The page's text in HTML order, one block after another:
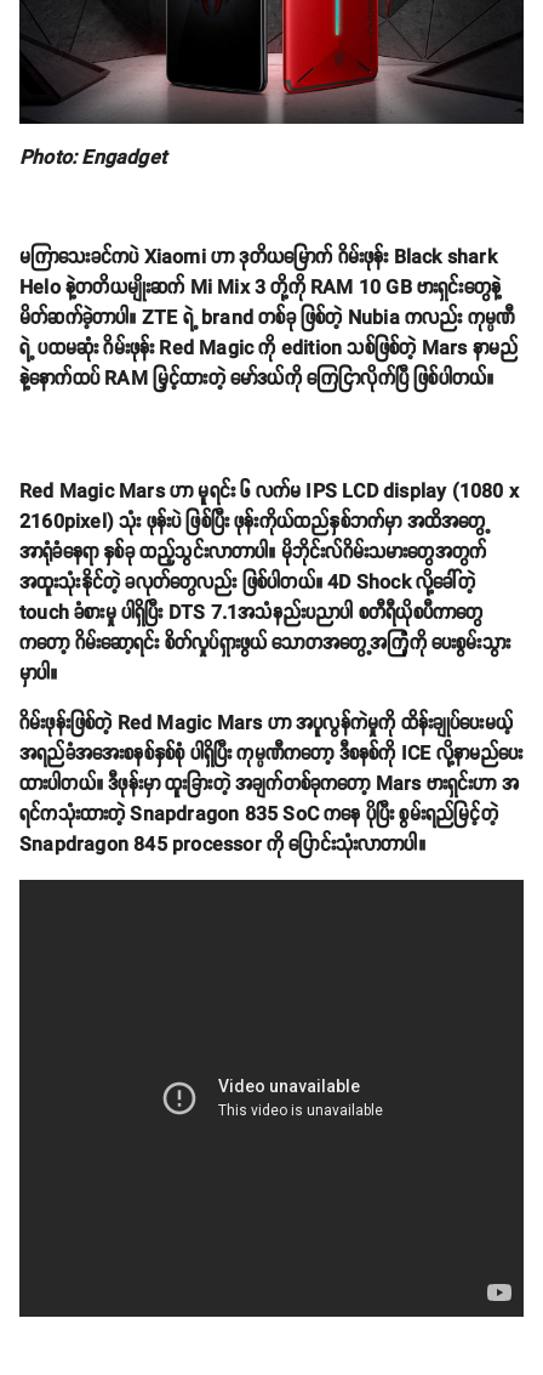
Photo: Engadget
မကြာသေးခင်ကပဲ Xiaomi ဟာ ဒုတိယမြောက် ဂိမ်းဖုန်း Black shark
Helo နဲ့တတိယမျိုးဆက် Mi Mix 3 တို့ကို RAM 10 GB ဗားရှင်းတွေနဲ့
မိတ်ဆက်ခဲ့တာပါ။ ZTE ရဲ့ brand တစ်ခု ဖြစ်တဲ့ Nubia ကလည်း ကုမ္ပဏီ
ရဲ့ ပထမဆုံး ဂိမ်းဖုန်း Red Magic ကို edition သစ်ဖြစ်တဲ့ Mars နာမည်
နဲ့နောက်ထပ် RAM မြှင့်ထားတဲ့ မော်ဒယ်ကို ကြေငြာလိုက်ပြီ ဖြစ်ပါတယ်။
Red Magic Mars ဟာ မူရင်း ၆ လက်မ IPS LCD display (1080 x
2160pixel) သုံး ဖုန်းပဲ ဖြစ်ပြီး ဖုန်းကိုယ်ထည်နှစ်ဘက်မှာ အထိအတွေ့
အာရုံခံနေရာ နှစ်ခု ထည့်သွင်းလာတာပါ။ မိုဘိုင်းလ်ဂိမ်းသမားတွေအတွက်
အထူးသုံးနိုင်တဲ့ ခလုတ်တွေလည်း ဖြစ်ပါတယ်။ 4D Shock လို့ခေါ်တဲ့
touch ခံစားမှု ပါရှိပြီး DTS 7.1အသံနည်းပညာပါ စတီရီယိုစပီကာတွေ
ကတော့ ဂိမ်းဆော့ရင်း စိတ်လှုပ်ရှားဖွယ် သောတအတွေ့အကြုံကို ပေးစွမ်းသွား
မှာပါ။
ဂိမ်းဖုန်းဖြစ်တဲ့ Red Magic Mars ဟာ အပူလွန်ကဲမှုကို ထိန်းချုပ်ပေးမယ့်
အရည်ခံအအေးစနစ်နှစ်စုံ ပါရှိပြီး ကုမ္ပဏီကတော့ ဒီစနစ်ကို ICE လို့နာမည်ပေး
ထားပါတယ်။ ဒီဖုန်းမှာ ထူးခြားတဲ့ အချက်တစ်ခုကတော့ Mars ဗားရှင်းဟာ အ
ရင်ကသုံးထားတဲ့ Snapdragon 835 SoC ကနေ ပိုပြီး စွမ်းရည်မြင့်တဲ့
Snapdragon 845 processor ကို ပြောင်းသုံးလာတာပါ။